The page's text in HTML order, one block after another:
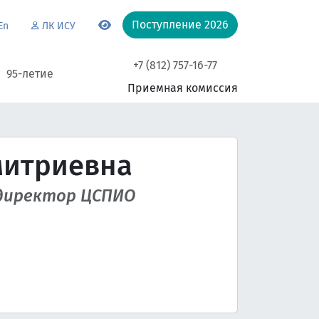
ЛК ИСУ Поступление 2026
95-летие
+7 (812) 757-16-77
Приемная комиссия
ЦСПИО